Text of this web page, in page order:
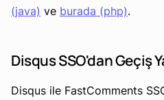
(java) ve burada (php).
Disqus SSO'dan Geçiş
Disqus ile FastComments